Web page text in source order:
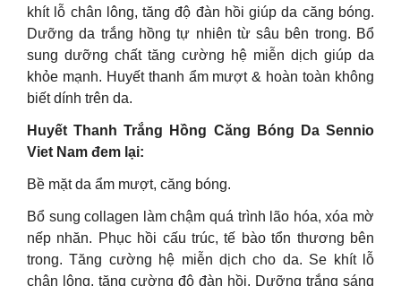
khít lỗ chân lông, tăng độ đàn hồi giúp da căng bóng.
Dưỡng da trắng hồng tự nhiên từ sâu bên trong. Bổ
sung dưỡng chất tăng cường hệ miễn dịch giúp da
khỏe mạnh. Huyết thanh ẩm mượt & hoàn toàn không
biết dính trên da.
Huyết Thanh Trắng Hồng Căng Bóng Da Sennio
Viet Nam đem lại:
Bề mặt da ẩm mượt, căng bóng.
Bổ sung collagen làm chậm quá trình lão hóa, xóa mờ
nếp nhăn. Phục hồi cấu trúc, tế bào tổn thương bên
trong. Tăng cường hệ miễn dịch cho da. Se khít lỗ
chân lông, tăng cường độ đàn hồi. Dưỡng trắng sáng